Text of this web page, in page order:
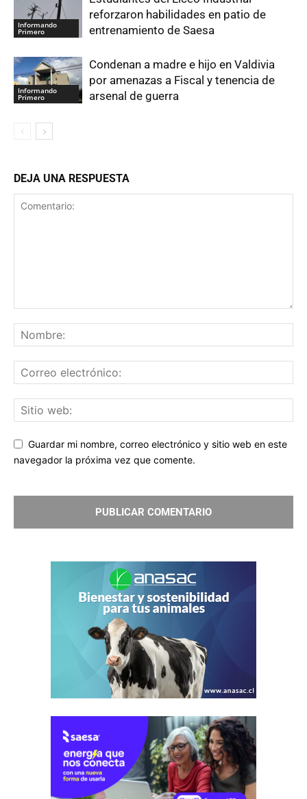
Informando
Primero
reforzaron habilidades en patio de
entrenamiento de Saesa
Informando
Primero
Condenan a madre e hijo en Valdivia
por amenazas a Fiscal y tenencia de
arsenal de guerra
DEJA UNA RESPUESTA
Guardar mi nombre, correo electrónico y sitio web en este
navegador la próxima vez que comente.